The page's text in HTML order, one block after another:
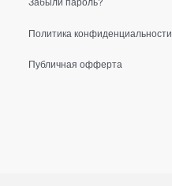
Политика конфиденциальности
Публичная офферта